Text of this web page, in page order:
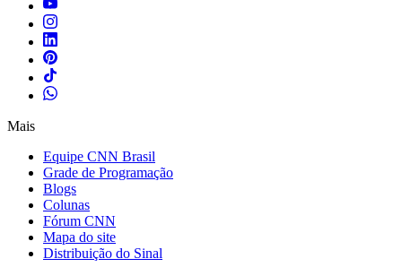
Mais
Equipe CNN Brasil
Grade de Programação
Blogs
Colunas
Fórum CNN
Mapa do site
Distribuição do Sinal